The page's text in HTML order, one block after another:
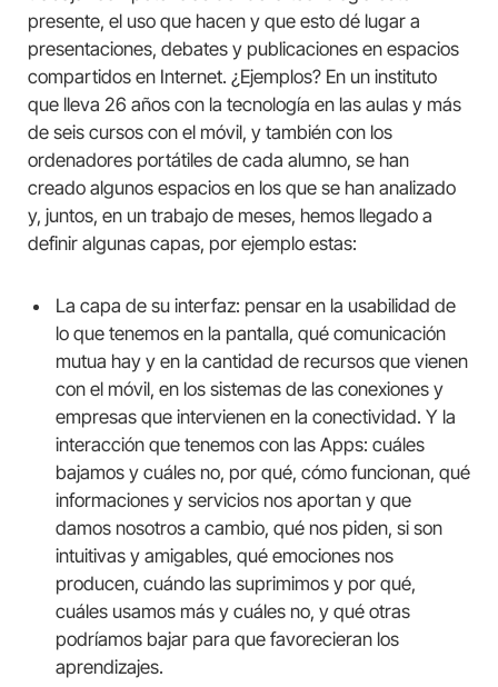
presente, el uso que hacen y que esto dé lugar a
presentaciones, debates y publicaciones en espacios
compartidos en Internet. ¿Ejemplos? En un instituto
que lleva 26 años con la tecnología en las aulas y más
de seis cursos con el móvil, y también con los
ordenadores portátiles de cada alumno, se han
creado algunos espacios en los que se han analizado
y, juntos, en un trabajo de meses, hemos llegado a
definir algunas capas, por ejemplo estas:
La capa de su interfaz: pensar en la usabilidad de
lo que tenemos en la pantalla, qué comunicación
mutua hay y en la cantidad de recursos que vienen
con el móvil, en los sistemas de las conexiones y
empresas que intervienen en la conectividad. Y la
interacción que tenemos con las Apps: cuáles
bajamos y cuáles no, por qué, cómo funcionan, qué
informaciones y servicios nos aportan y que
damos nosotros a cambio, qué nos piden, si son
intuitivas y amigables, qué emociones nos
producen, cuándo las suprimimos y por qué,
cuáles usamos más y cuáles no, y qué otras
podríamos bajar para que favorecieran los
aprendizajes.